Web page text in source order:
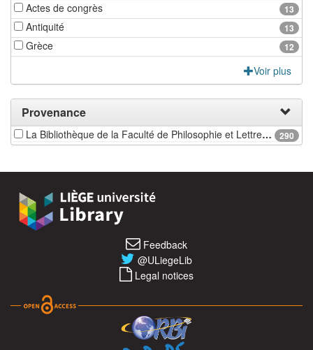
13
Actes de congrès
13
Antiquité
12
Grèce
Voir plus
Provenance
290
La Bibliothèque de la Faculté de Philosophie et Lettres de l'université de Liège
Feedback
@ULiegeLib
Legal notices